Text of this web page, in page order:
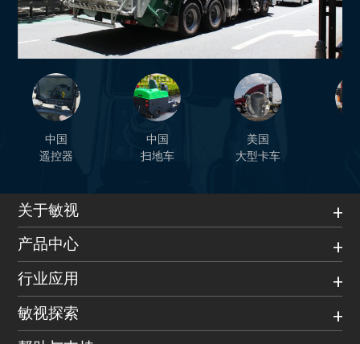
中国
遥控器
中国
扫地车
美国
大型卡车
关于敏视
产品中心
行业应用
敏视探索